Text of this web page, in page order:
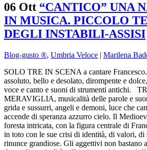
06 Ott “CANTICO” UNA
IN MUSICA. PICCOLO
DEGLI INSTABILI-ASSISI
Blog-gusto ®, Umbria Veloce | Marilena
SOLO TRE IN SCENA a cantare
assoluto, bello e desolato, dirompente e
voce e canto e suoni di strumenti antichi.
MERAVIGLIA, musicalità delle parole e
grida e sussurri, angeli e demoni, luce che
accende di speranza azzurro cielo. Il
foresta intricata, con la figura centrale di
in toto con le sue crisi di identità, di valori, di
rinunce grandiose. Gli aggettivi non bastano